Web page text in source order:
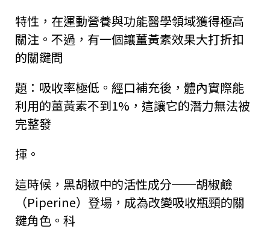
特性，在運動營養與功能醫學領域獲得極高
關注。不過，有一個讓薑黃素效果大打折扣
的關鍵問
題：吸收率極低。經口補充後，體內實際能
利用的薑黃素不到1%，這讓它的潛力無法被
完整發
揮。
這時候，黑胡椒中的活性成分──胡椒鹼
（Piperine）登場，成為改變吸收瓶頸的關
鍵角色。科